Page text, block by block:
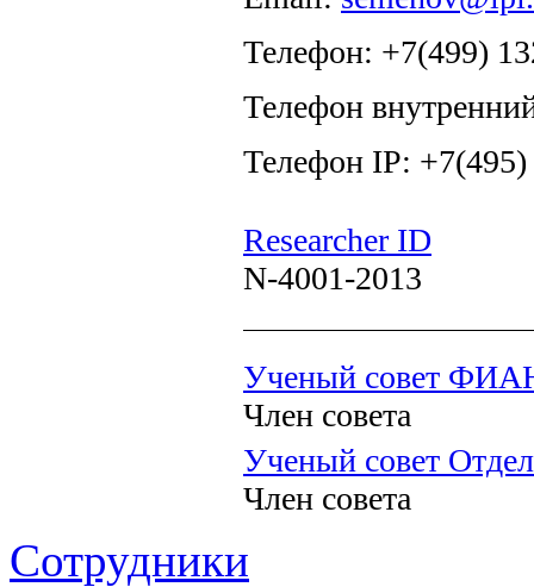
Телефон: +7(499)
Телефон
Телефон IP:
Researcher ID
N-4001-2013
Ученый совет
Член совета
Ученый совет
Член совета
Сотрудники